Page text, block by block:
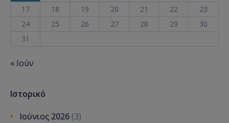
17
18 19 20 21 22
23
24
25 26 27 28 29
30
31
« Ιούν
Ιστορικό
Ιούνιος 2026 (3)